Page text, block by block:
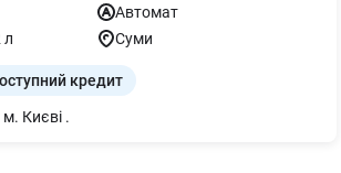
Автомат
л Суми
кредит
Києві .